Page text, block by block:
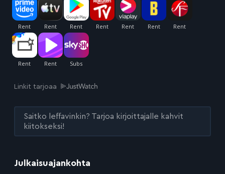
Julkaisuajankohta
Linkit tarjoaa
Saitko leffavinkin? Tarjoa kirjoittajalle kahvit
kiitokseksi!